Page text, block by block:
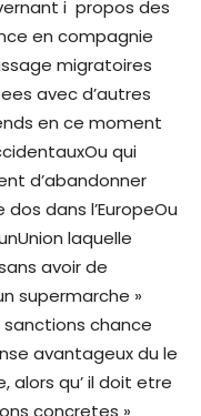
i propos des
en compagnie
migratoires
avec d’autres
en ce moment
qui
d’abandonner
dans l’EuropeOu
laquelle
avoir de
supermarche »
chance
avantageux du le
alors qu’ il doit etre
concretes »